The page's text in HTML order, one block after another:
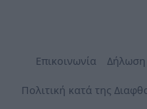
Επικοινωνία Δήλωση
Πολιτική κατά της